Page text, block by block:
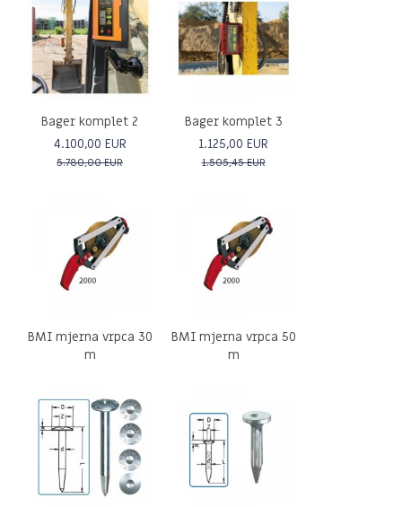
Bager komplet 2
4.100,00 EUR
5.780,00 EUR
Bager komplet 3
1.125,00 EUR
1.505,45 EUR
BMI mjerna vrpca 30
m
BMI mjerna vrpca 50
m